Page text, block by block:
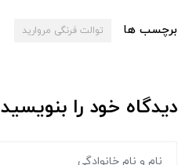
برچسب ها توالت فرنگی مروارید
دیدگاه خود را بنویسید